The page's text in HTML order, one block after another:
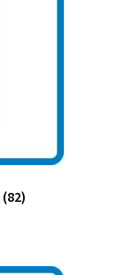
(82)